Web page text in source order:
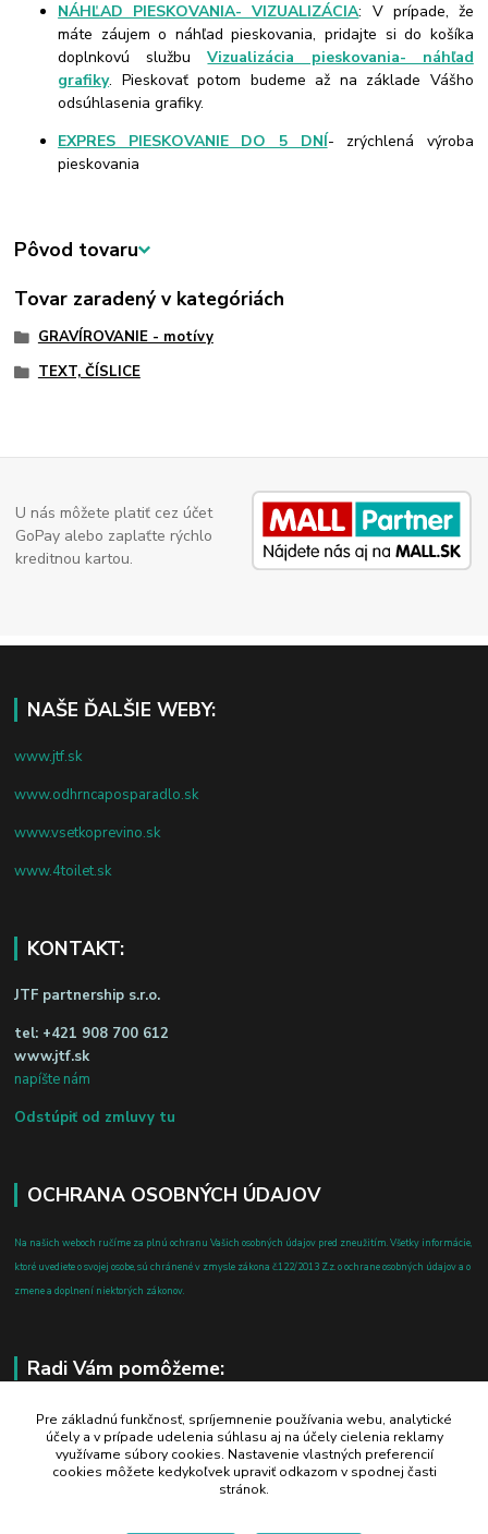
NÁHĽAD PIESKOVANIA- VIZUALIZÁCIA: V prípade, že
máte záujem o náhľad pieskovania, pridajte si do košíka
doplnkovú službuVizualizácia pieskovania- náhľad
grafiky. Pieskovať potom budeme až na základe Vášho
odsúhlasenia grafiky.
EXPRES PIESKOVANIE DO 5 DNÍ- zrýchlená výroba
pieskovania
Pôvod tovaru
Tovar zaradený v kategóriách
GRAVÍROVANIE - motívy
TEXT, ČÍSLICE
U nás môžete platiť cez účet
GoPay alebo zaplaťte rýchlo
kreditnou kartou.
NAŠE ĎALŠIE WEBY:
www.jtf.sk
www.odhrncaposparadlo.sk
www.vsetkoprevino.sk
www.4toilet.sk
KONTAKT:
JTF partnership s.r.o.
tel: +421 908 700 612
www.jtf.sk
napíšte nám
Odstúpiť od zmluvy tu
OCHRANA OSOBNÝCH ÚDAJOV
Na našich weboch ručíme za plnú ochranu Vašich osobných údajov pred zneužitím. Všetky informácie,
ktoré uvediete o svojej osobe, sú chránené v zmysle zákona č.122/2013 Z.z. o ochrane osobných údajov a o
zmene a doplnení niektorých zákonov.
Radi Vám pomôžeme:
+421 908 700 612
po-pia: 8.00 - 16.00
business@jtf.sk
Pre základnú funkčnosť, spríjemnenie používania webu, analytické
účely a v prípade udelenia súhlasu aj na účely cielenia reklamy
využívame súbory cookies. Nastavenie vlastných preferencií
cookies môžete kedykoľvek upraviť odkazom v spodnej časti
stránok.